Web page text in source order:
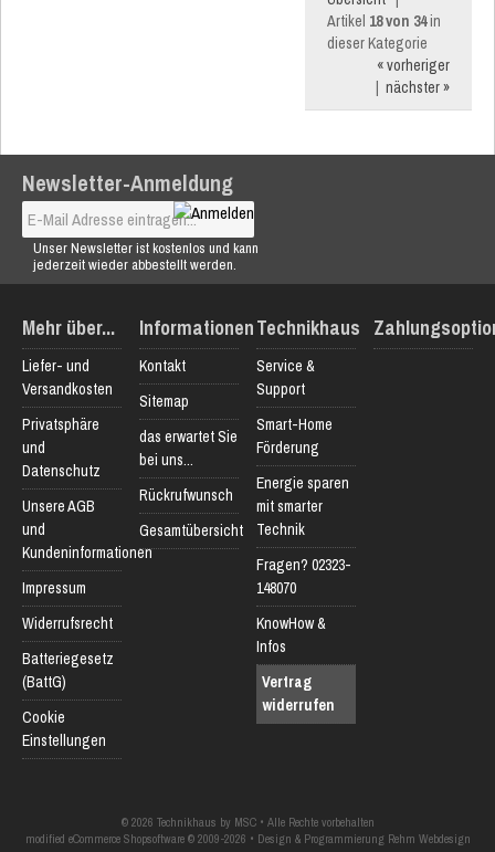
Artikel 18 von 34in
dieser Kategorie
« vorheriger
| nächster »
Newsletter-Anmeldung
Unser Newsletter ist kostenlos und kann
jederzeit wieder abbestellt werden.
Mehr über...
Liefer- und
Versandkosten
Privatsphäre
und
Datenschutz
Unsere AGB
und
Kundeninformationen
Impressum
Widerrufsrecht
Batteriegesetz
(BattG)
Cookie
Einstellungen
Informationen
Kontakt
Sitemap
das erwartet Sie
bei uns...
Rückrufwunsch
Gesamtübersicht
Technikhaus
Service &
Support
Smart-Home
Förderung
Energie sparen
mit smarter
Technik
Fragen? 02323-
148070
KnowHow &
Infos
Vertrag
widerrufen
© 2026 Technikhaus by MSC • Alle Rechte vorbehalten
modified eCommerce Shopsoftware © 2009-2026 • Design & Programmierung Rehm Webdesign